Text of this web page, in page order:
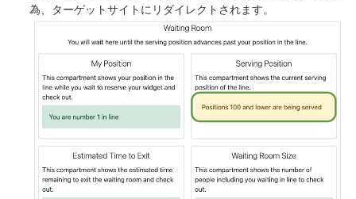
為、ターゲットサイトにリダイレクトされます。